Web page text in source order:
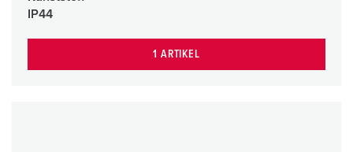
IP44
1 ARTIKEL